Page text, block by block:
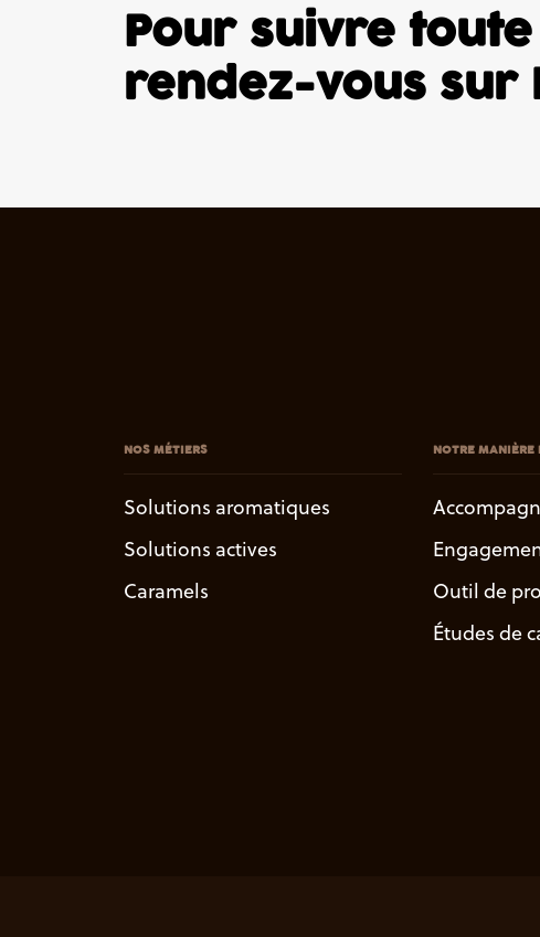
Pour suivre
rendez-vous sur
NOS MÉTIERS
Solutions aromatiques
Solutions actives
Caramels
NOTRE MANIÈRE
Outil de
Études de